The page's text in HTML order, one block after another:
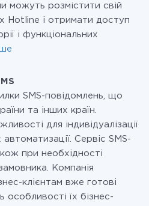
можуть розмістити свій
Hotline і отримати доступ
і функціональних
SMS-повідомлень, що
та інших країн.
для індивідуалізації
Сервіс SMS-
при необхідності
Компанія
клієнтам вже готові
їх бізнес-